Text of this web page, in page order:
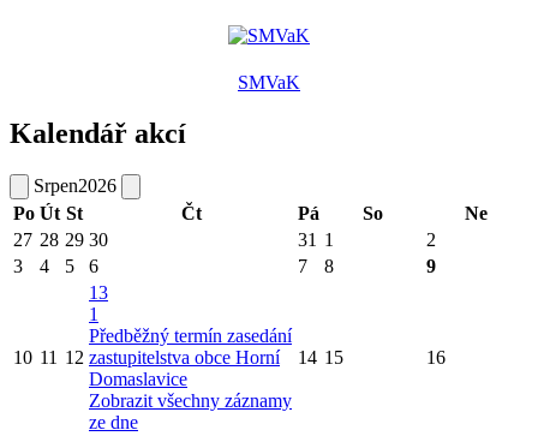
SMVaK
Kalendář akcí
Srpen2026
Po Út St Čt Pá So
Ne
27 28 29 30 31 1
2
3
4 5 6 7 8 9
10 11 12
13
1
Předběžný termín zasedání
zastupitelstva obce Horní
Domaslavice
Zobrazit všechny záznamy
ze dne
14 15 16